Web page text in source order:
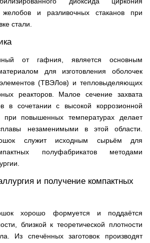
желобов и разливочных стаканов при
стали.
от гафния, является основным
для изготовления оболочек
(ТВЭЛов) и тепловыделяющих
реакторов. Малое сечение захвата
в сочетании с высокой коррозионной
при повышенных температурах делает
незаменимыми в этой области.
служит исходным сырьём для
полуфабрикатов методами
и получение компактных
хорошо формуется и поддаётся
близкой к теоретической плотности
Из спечённых заготовок производят